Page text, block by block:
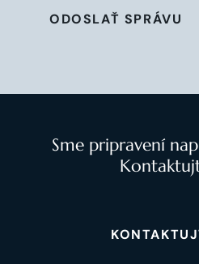
ODOSLAŤ SPRÁVU
Sme pripravení